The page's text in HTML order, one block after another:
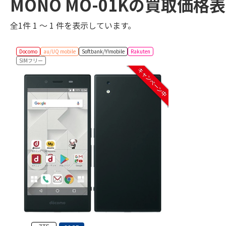
全1件 1 ～ 1 件を表示しています。
Docomo au/UQ mobile Softbank/Y!mobile
Rakuten
SIMフリー
キャンペーン中